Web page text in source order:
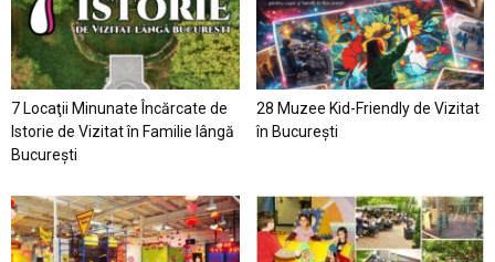
7 Locaţii Minunate Încărcate de
Istorie de Vizitat în Familie lângă
București
28 Muzee Kid-Friendly de Vizitat
în București